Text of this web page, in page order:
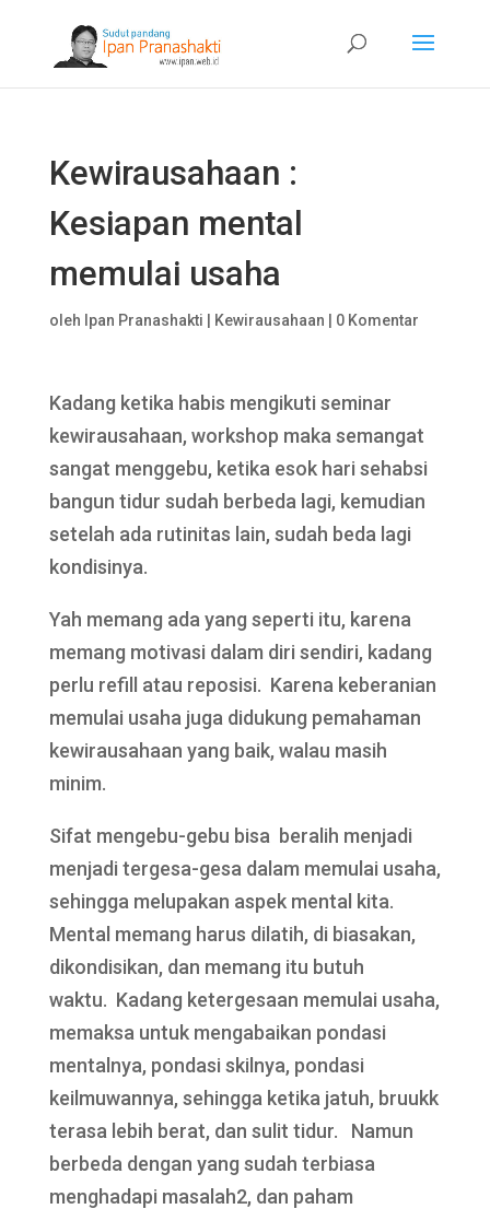
Kewirausahaan :
Kesiapan mental
memulai usaha
oleh Ipan Pranashakti Kewirausahaan 0 Komentar
Kadang ketika habis mengikuti seminar
kewirausahaan, workshop maka semangat
sangat menggebu, ketika esok hari sehabsi
bangun tidur sudah berbeda lagi, kemudian
setelah ada rutinitas lain, sudah beda lagi
kondisinya.
Yah memang ada yang seperti itu, karena
memang motivasi dalam diri sendiri, kadang
perlu refill atau reposisi. Karena keberanian
memulai usaha juga didukung pemahaman
kewirausahaan yang baik, walau masih
minim.
Sifat mengebu-gebu bisa beralih menjadi
menjadi tergesa-gesa dalam memulai usaha,
sehingga melupakan aspek mental kita.
Mental memang harus dilatih, di biasakan,
dikondisikan, dan memang itu butuh
waktu. Kadang ketergesaan memulai usaha,
memaksa untuk mengabaikan pondasi
mentalnya, pondasi skilnya, pondasi
keilmuwannya, sehingga ketika jatuh, bruukk
terasa lebih berat, dan sulit tidur. Namun
berbeda dengan yang sudah terbiasa
menghadapi masalah2, dan paham